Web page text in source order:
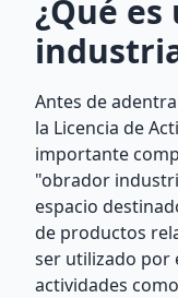
¿Qué
Antes de
la Licencia de
importante
"obrador
espacio
de productos
ser utilizado por
actividades